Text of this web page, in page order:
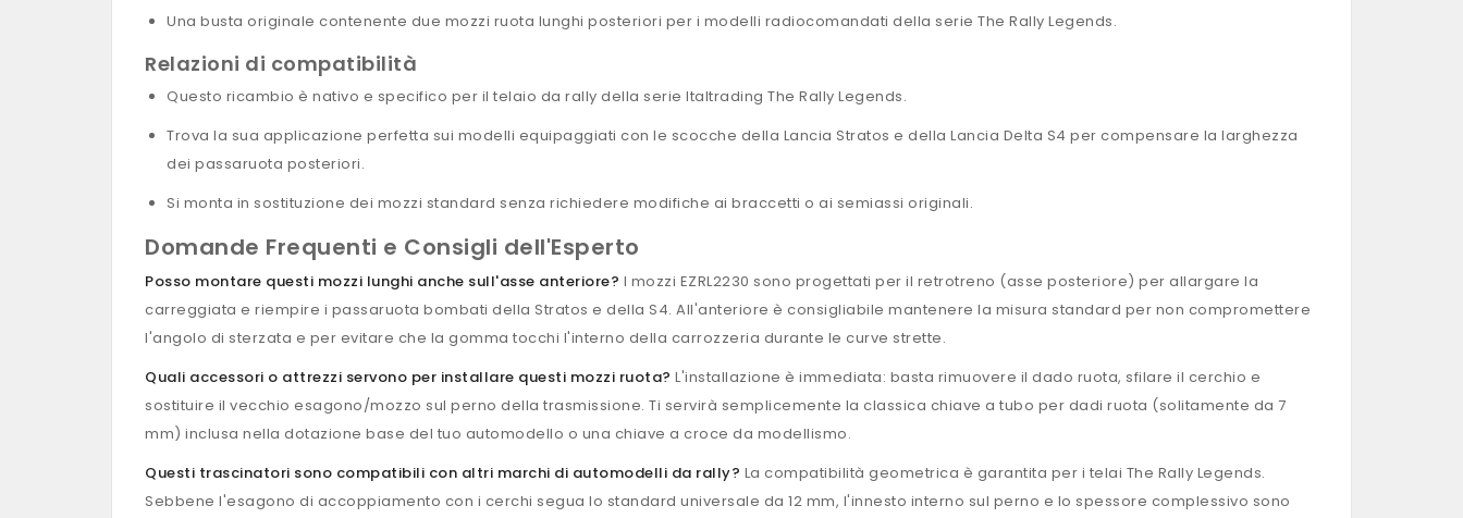
Una busta originale contenente due mozzi ruota lunghi posteriori per i modelli radiocomandati della serie The Rally Legends.
Relazioni di compatibilità
Questo ricambio è nativo e specifico per il telaio da rally della serie Italtrading The Rally Legends.
Trova la sua applicazione perfetta sui modelli equipaggiati con le scocche della Lancia Stratos e della Lancia Delta S4 per compensare la larghezza
dei passaruota posteriori.
Si monta in sostituzione dei mozzi standard senza richiedere modifiche ai braccetti o ai semiassi originali.
Domande Frequenti e Consigli dell'Esperto
Posso montare questi mozzi lunghi anche sull'asse anteriore? I mozzi EZRL2230 sono progettati per il retrotreno (asse posteriore) per allargare la
carreggiata e riempire i passaruota bombati della Stratos e della S4. All'anteriore è consigliabile mantenere la misura standard per non compromettere
l'angolo di sterzata e per evitare che la gomma tocchi l'interno della carrozzeria durante le curve strette.
Quali accessori o attrezzi servono per installare questi mozzi ruota? L'installazione è immediata: basta rimuovere il dado ruota, sfilare il cerchio e
sostituire il vecchio esagono/mozzo sul perno della trasmissione. Ti servirà semplicemente la classica chiave a tubo per dadi ruota (solitamente da 7
mm) inclusa nella dotazione base del tuo automodello o una chiave a croce da modellismo.
Questi trascinatori sono compatibili con altri marchi di automodelli da rally? La compatibilità geometrica è garantita per i telai The Rally Legends.
Sebbene l'esagono di accoppiamento con i cerchi segua lo standard universale da 12 mm, l'innesto interno sul perno e lo spessore complessivo sono